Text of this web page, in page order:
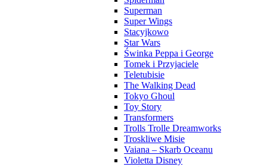
Superman
Super Wings
Stacyjkowo
Star Wars
Świnka Peppa i George
Tomek i Przyjaciele
Teletubisie
The Walking Dead
Tokyo Ghoul
Toy Story
Transformers
Trolls Trolle Dreamworks
Troskliwe Misie
Vaiana – Skarb Oceanu
Violetta Disney